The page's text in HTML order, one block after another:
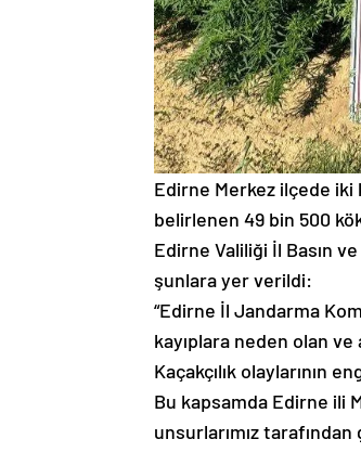
Edirne Merkez ilçede
belirlenen 49 bin 500
Edirne Valiliği İl Basın
şunlara yer verildi:
“Edirne İl Jandarma
kayıplara neden olan ve
Kaçakçılık olaylarının
Bu kapsamda Edirne ili
unsurlarımız